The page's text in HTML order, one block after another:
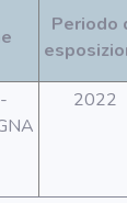
Periodo
2022